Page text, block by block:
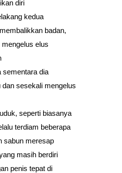
diri
kedua
badan,
elus
sementara dia
sesekali mengelus
seperti biasanya
terdiam beberapa
sabun meresap
masih berdiri
penis tepat di